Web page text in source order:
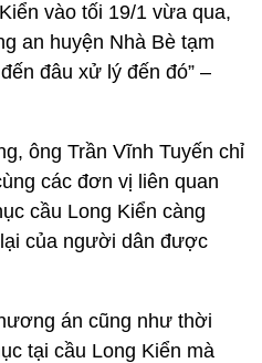
vào tối 19/1 vừa qua,
an huyện Nhà Bè tạm
đâu xử lý đến đó” –
ông Trần Vĩnh Tuyến chỉ
các đơn vị liên quan
cầu Long Kiển càng
của người dân được
án cũng như thời
tại cầu Long Kiển mà